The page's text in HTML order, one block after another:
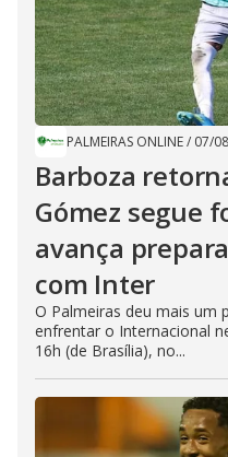
PALMEIRAS ONLINE/ 07/
Barboza
Gómez segue
avança
com Inter
O Palmeiras deu mais um
enfrentar o Internacional
16h (de Brasília), no...